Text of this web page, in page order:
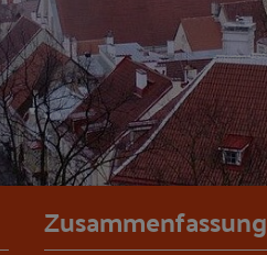
Zusammenfassung